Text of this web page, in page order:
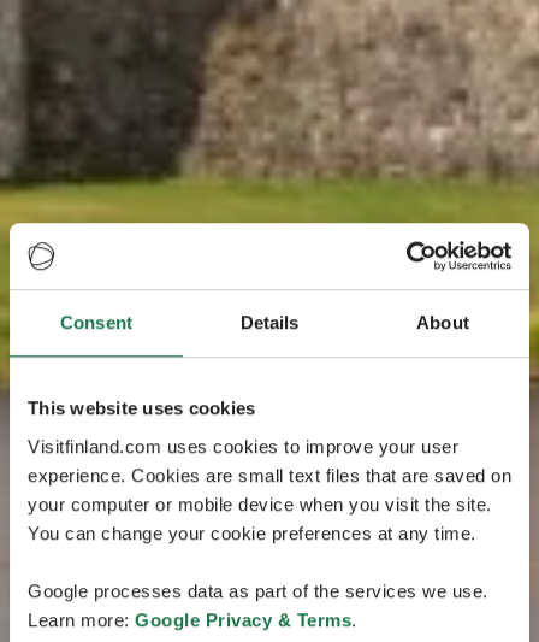
Consent Details About
This website uses cookies
Visitfinland.com uses cookies to improve your user
experience. Cookies are small text files that are saved on
your computer or mobile device when you visit the site.
You can change your cookie preferences at any time.
Google processes data as part of the services we use.
Learn more: Google Privacy & Terms.